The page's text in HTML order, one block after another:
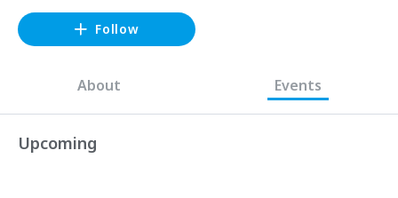
Follow
About Events
Upcoming